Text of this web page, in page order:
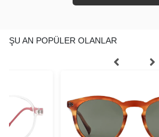
ŞU AN POPÜLER OLANLAR